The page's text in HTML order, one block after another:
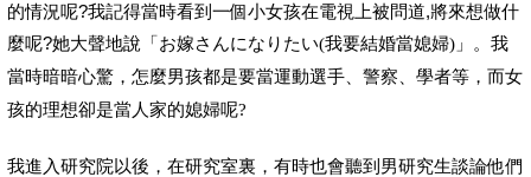
的情況呢?我記得當時看到一個小女孩在電視上被問道,將來想做什
麼呢?她大聲地說 「お嫁さんになりたい(我要結婚當媳婦) 」。 我
當時暗暗心驚，怎麼男孩都是要當運動選手、警察、學者等，而女
孩的理想卻是當人家的媳婦呢?
我進入研究院以後，在研究室裏，有時也會聽到男研究生談論他們